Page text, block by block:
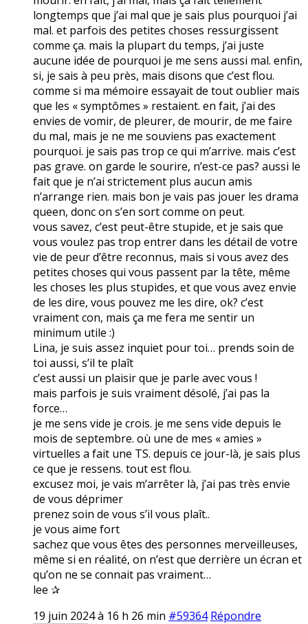
longtemps que j’ai mal que je sais plus pourquoi j’ai
mal. et parfois des petites choses ressurgissent
comme ça. mais la plupart du temps, j’ai juste
aucune idée de pourquoi je me sens aussi mal. enfin,
si, je sais à peu près, mais disons que c’est flou.
comme si ma mémoire essayait de tout oublier mais
que les « symptômes » restaient. en fait, j’ai des
envies de vomir, de pleurer, de mourir, de me faire
du mal, mais je ne me souviens pas exactement
pourquoi. je sais pas trop ce qui m’arrive. mais c’est
pas grave. on garde le sourire, n’est-ce pas? aussi le
fait que je n’ai strictement plus aucun amis
n’arrange rien. mais bon je vais pas jouer les drama
queen, donc on s’en sort comme on peut.
vous savez, c’est peut-être stupide, et je sais que
vous voulez pas trop entrer dans les détail de votre
vie de peur d’être reconnus, mais si vous avez des
petites choses qui vous passent par la tête, même
les choses les plus stupides, et que vous avez envie
de les dire, vous pouvez me les dire, ok? c’est
vraiment con, mais ça me fera me sentir un
minimum utile :)
Lina, je suis assez inquiet pour toi… prends soin de
toi aussi, s’il te plaît
c’est aussi un plaisir que je parle avec vous !
mais parfois je suis vraiment désolé, j’ai pas la
force…
je me sens vide je crois. je me sens vide depuis le
mois de septembre. où une de mes « amies »
virtuelles a fait une TS. depuis ce jour-là, je sais plus
ce que je ressens. tout est flou.
excusez moi, je vais m’arrêter là, j’ai pas très envie
de vous déprimer
prenez soin de vous s’il vous plaît..
je vous aime fort
sachez que vous êtes des personnes merveilleuses,
même si en réalité, on n’est que derrière un écran et
qu’on ne se connait pas vraiment…
lee ✰
19 juin 2024 à 16 h 26 min #59364 Répondre